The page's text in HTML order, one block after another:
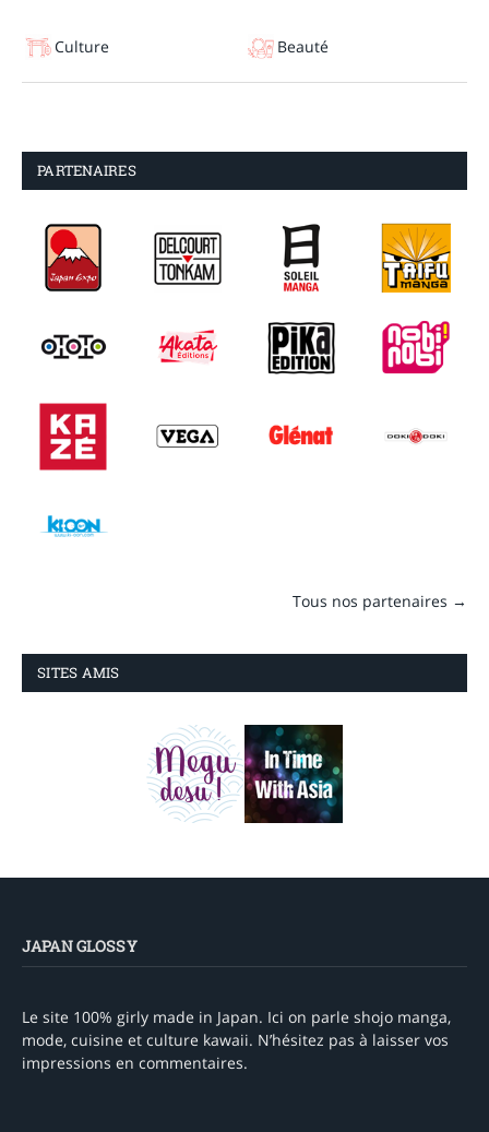
Culture Beauté
PARTENAIRES
Tous nos partenaires →
SITES AMIS
JAPAN GLOSSY
Le site 100% girly made in Japan. Ici on parle shojo manga,
mode, cuisine et culture kawaii. N’hésitez pas à laisser vos
impressions en commentaires.